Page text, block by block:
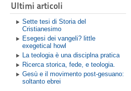
Ultimi articoli
Sette tesi di Storia del
Cristianesimo
Esegesi dei vangeli? little
exegetical howl
La teologia è una disciplna pratica
Ricerca storica, fede, e teologia.
Gesù e il movimento post-gesuano:
soltanto ebrei